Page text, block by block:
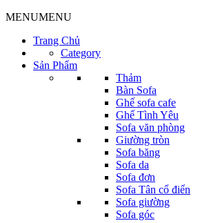
MENUMENU
Trang Chủ
Category
Sản Phẩm
Thảm
Bàn Sofa
Ghế sofa cafe
Ghế Tình Yêu
Sofa văn phòng
Giường tròn
Sofa băng
Sofa da
Sofa đơn
Sofa Tân cổ điển
Sofa giường
Sofa góc